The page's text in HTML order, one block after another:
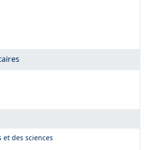
et des sciences